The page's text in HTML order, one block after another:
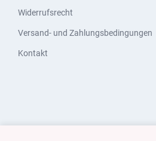
Widerrufsrecht
Versand- und Zahlungsbedingungen
Kontakt